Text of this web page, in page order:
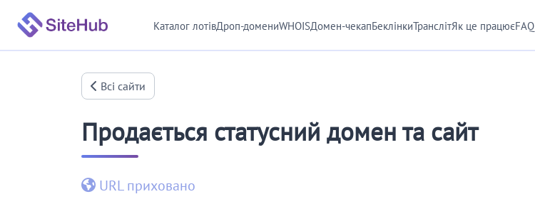
Каталог лотівДроп-домениWHOISДомен-чекапБеклінкиТранслітЯк це працюєFAQ
Всі сайти
Продається статусний домен та сайт
URL приховано